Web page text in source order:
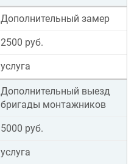
Дополнительный замер
2500 руб.
услуга
Дополнительный выезд
бригады монтажников
5000 руб.
услуга